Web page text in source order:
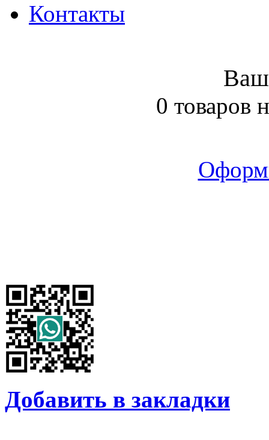
Контакты
0 товаров
Добавить в закладки